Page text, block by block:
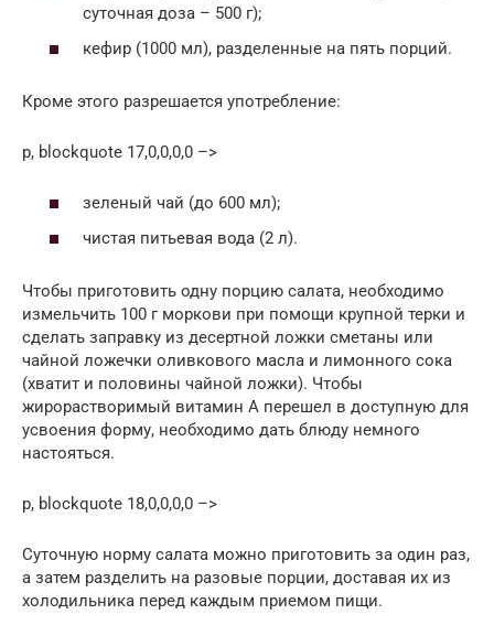
суточная доза – 500 г);
кефир (1000 мл), разделенные на пять порций.
Кроме этого разрешается употребление:
p, blockquote 17,0,0,0,0 –>
зеленый чай (до 600 мл);
чистая питьевая вода (2 л).
Чтобы приготовить одну порцию салата, необходимо
измельчить 100 г моркови при помощи крупной терки и
сделать заправку из десертной ложки сметаны или
чайной ложечки оливкового масла и лимонного сока
(хватит и половины чайной ложки). Чтобы
жирорастворимый витамин A перешел в доступную для
усвоения форму, необходимо дать блюду немного
настояться.
p, blockquote 18,0,0,0,0 –>
Суточную норму салата можно приготовить за один раз,
а затем разделить на разовые порции, доставая их из
холодильника перед каждым приемом пищи.